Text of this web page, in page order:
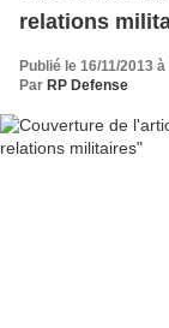
relations
Publié le 16/11/2013
Par RP Defense